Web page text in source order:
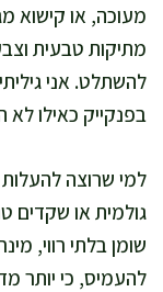
מעוכה, או קישוא
מתיקות טבעית
להשתלט. אני
בפנקייק כאילו לא
למי שרוצה
גולמית או שקדים
שומן בלתי רווי,
להעמיס, כי יותר